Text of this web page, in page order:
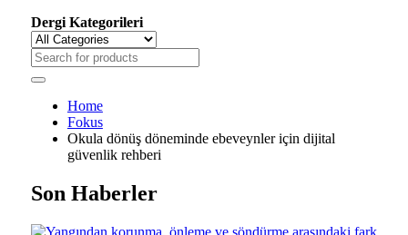
Dergi Kategorileri
Home
Fokus
Okula dönüş döneminde ebeveynler için dijital
güvenlik rehberi
Son Haberler